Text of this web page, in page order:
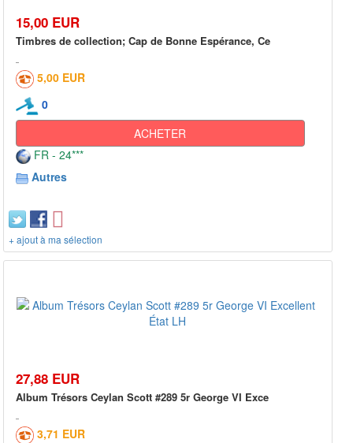
15,00 EUR
Timbres de collection; Cap de Bonne Espérance, Ce
5,00 EUR
0
ACHETER
FR - 24***
Autres
+ ajout à ma sélection
27,88 EUR
Album Trésors Ceylan Scott #289 5r George VI Exce
3,71 EUR